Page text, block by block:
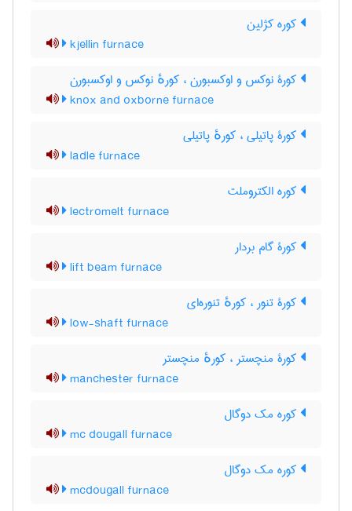
کوره کژلین
kjellin furnace
کورۀ نوکس و اوکسبورن ، کورهٔ نوکس و اوکسبورن
knox and oxborne furnace
کورۀ پاتیلی ، کورهٔ پاتیلی
ladle furnace
کوره الکتروملت
lectromelt furnace
کورۀ گام بردار
lift beam furnace
کورۀ تنور ، کورهٔ تنوره‌ای
low-shaft furnace
کورۀ منچستر ، کورهٔ منچستر
manchester furnace
کوره مک دوگال
mc dougall furnace
کوره مک دوگال
mcdougall furnace